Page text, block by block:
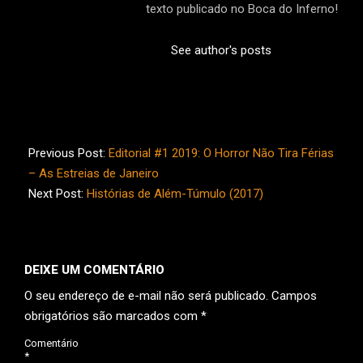
texto publicado no Boca do Inferno!
See author's posts
01-
10
Previous Post: Editorial #1 2019: O Horror Não Tira Férias
– As Estreias de Janeiro
Next Post: Histórias de Além-Túmulo (2017)
DEIXE UM COMENTÁRIO
O seu endereço de e-mail não será publicado. Campos
obrigatórios são marcados com *
Comentário
*